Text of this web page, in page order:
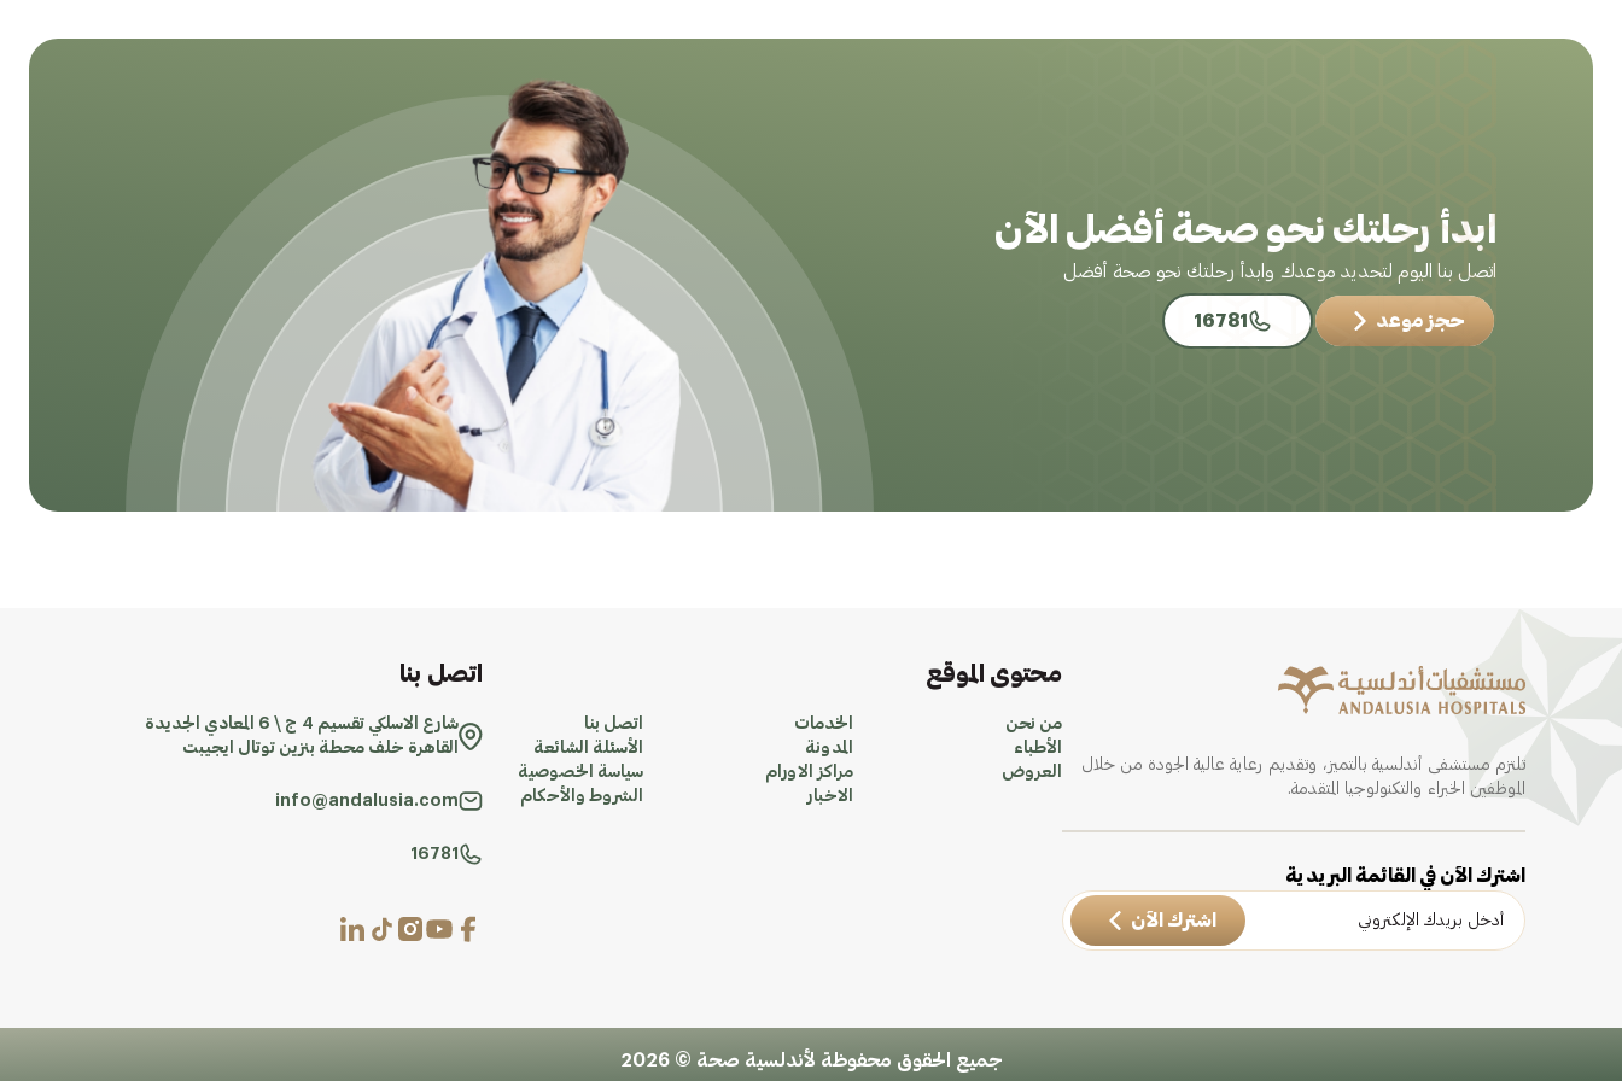
ابدأ رحلتك نحو صحة أفضل الآن
اتصل بنا اليوم لتحديد موعدك وابدأ رحلتك نحو صحة أفضل
حجز موعد 16781
تلتزم مستشفى أندلسية بالتميز، وتقديم رعاية عالية الجودة من خلال
الموظفين الخبراء والتكنولوجيا المتقدمة.
اشترك الآن في القائمة البريدية
اشترك الآن
محتوى الموقع
من نحن
الأطباء
العروض
الخدمات
المدونة
مراكز الاورام
الاخبار
اتصل بنا
الأسئلة الشائعة
سياسة الخصوصية
الشروط والأحكام
اتصل بنا
شارع الاسلكي تقسيم 4 ج \ 6 المعادي الجديدة
القاهرة خلف محطة بنزين توتال ايجيبت
info@andalusia.com
16781
جميع الحقوق محفوظة لأندلسية صحة © 2026